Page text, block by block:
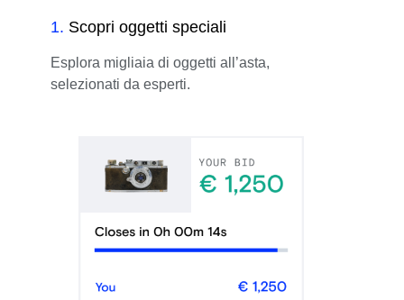
1. Scopri oggetti speciali
Esplora migliaia di oggetti all’asta,
selezionati da esperti.